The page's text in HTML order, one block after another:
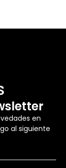
en
al siguiente